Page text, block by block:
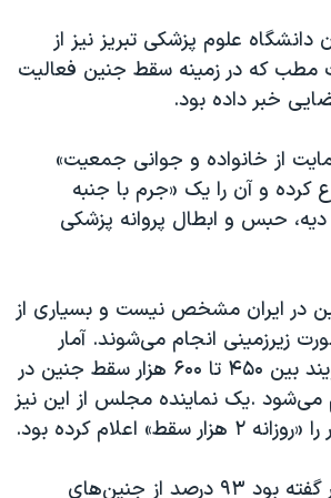
دانشگاه علوم پزشکی تبریز نیز از
مطب که در زمینه سقط جنین فعالیت
خبر داده بود.
«حمایت از خانواده و جوانی جمعیت»
کرده و آن را یک «جرم با جنبه
حبس و ابطال پروانه پزشکی
در ایران مشخص نیست و بسیاری از
زیرزمینی انجام می‌شوند. آمار
غیررسمی نیز می‌گویند بین ۴۵۰ تا ۶۰۰ هزار سقط جنین در
می‌شود .یک نماینده مجلس از این نیز
اعلام کرده بود.
امیرحسین بانکی‌پور گفته بود ۹۳ درصد از جنین‌های